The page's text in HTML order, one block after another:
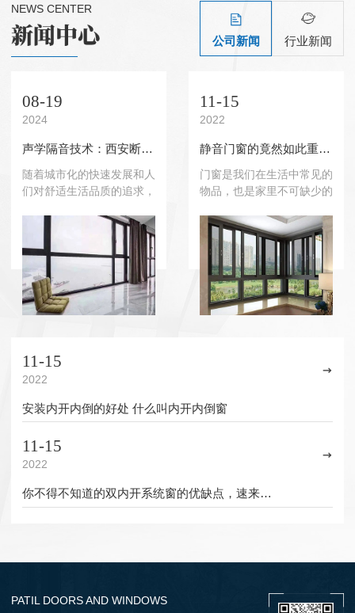
NEWS CENTER
公司新闻 行业新闻
08-19
2024
声学隔音技术：西安断桥铝门窗的静音设计
随着城市化的快速发展和人
们对舒适生活品质的追求，
也越来越高。在家庭中，噪
音污染常常是一个令人头疼
的……
11-15
2022
静音门窗的竟然如此重要，让我们一起来看一看！
门窗是我们在生活中常见的
物品，也是家里不可缺少的
门窗很重要，广东断桥静音
门窗价格这篇文章告诉大家
静……
11-15
2022
安装内开内倒的好处 什么叫内开内倒窗
11-15
2022
你不得不知道的双内开系统窗的优缺点，速来一览！
PATIL DOORS AND WINDOWS